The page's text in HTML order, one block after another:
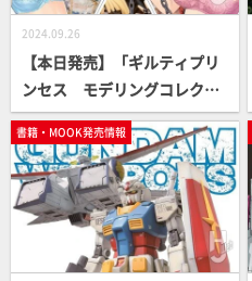
2024.09.26
【本日発売】「ギルティプリ
ンセス モデリングコレクシ
ョン」【ガールズプラモ】
書籍・MOOK発売情報